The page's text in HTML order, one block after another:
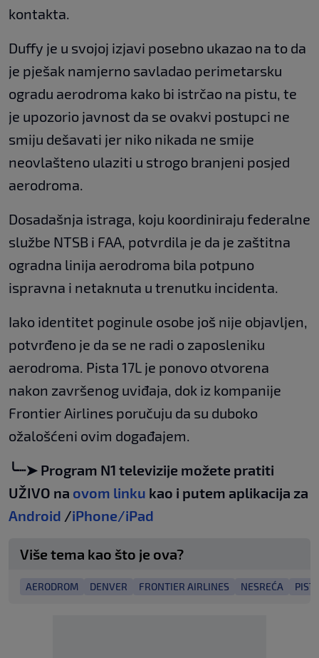
kontakta.
Duffy je u svojoj izjavi posebno ukazao na to da
je pješak namjerno savladao perimetarsku
ogradu aerodroma kako bi istrčao na pistu, te
je upozorio javnost da se ovakvi postupci ne
smiju dešavati jer niko nikada ne smije
neovlašteno ulaziti u strogo branjeni posjed
aerodroma.
Dosadašnja istraga, koju koordiniraju federalne
službe NTSB i FAA, potvrdila je da je zaštitna
ogradna linija aerodroma bila potpuno
ispravna i netaknuta u trenutku incidenta.
Iako identitet poginule osobe još nije objavljen,
potvrđeno je da se ne radi o zaposleniku
aerodroma. Pista 17L je ponovo otvorena
nakon završenog uviđaja, dok iz kompanije
Frontier Airlines poručuju da su duboko
ožalošćeni ovim događajem.
╰┈➤ Program N1 televizije možete pratiti
UŽIVO na ovom linku kao i putem aplikacija za
Android /iPhone/iPad
Više tema kao što je ova?
AERODROM DENVER FRONTIER AIRLINES NESREĆA